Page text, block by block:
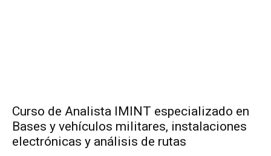
Curso de Analista IMINT especializado en
Bases y vehículos militares, instalaciones
electrónicas y análisis de rutas